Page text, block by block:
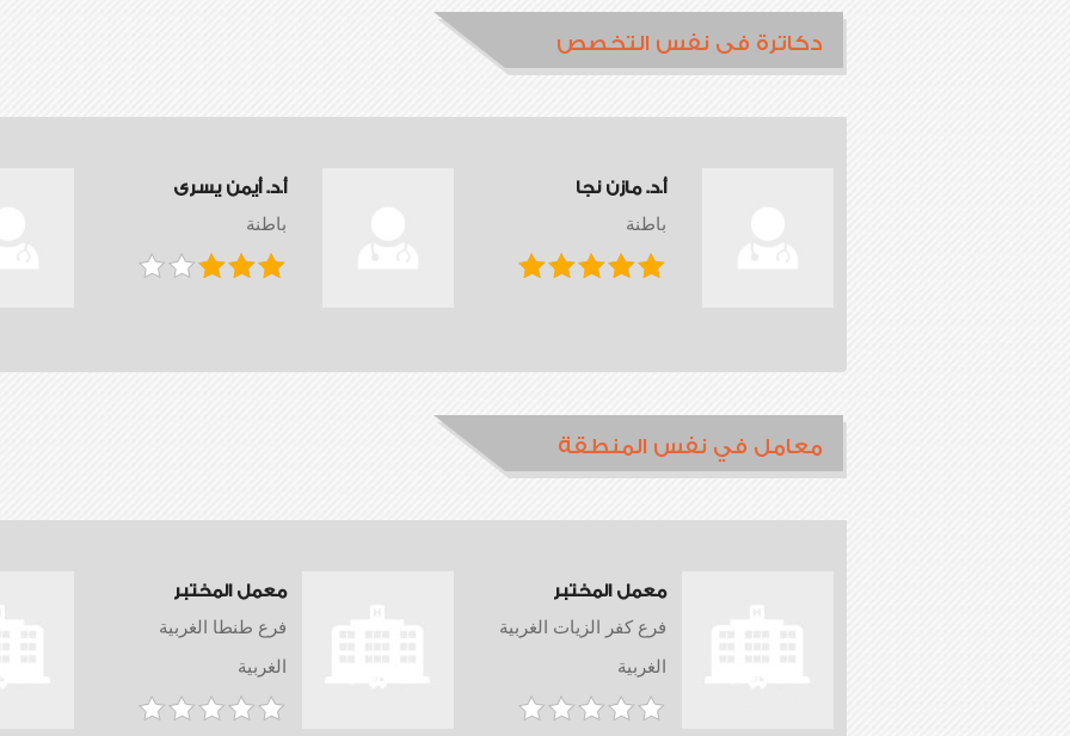
دكاترة فى نفس التخصص
أ.د. أيمن يسرى
باطنة
أ.د. مازن نجا
باطنة
معامل في نفس المنطقة
معمل المختبر
فرع طنطا الغربية
الغربية
معمل المختبر
فرع كفر الزيات الغربية
الغربية